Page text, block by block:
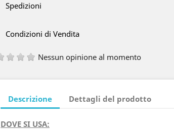
Spedizioni
Condizioni di Vendita
Nessun opinione al momento
Descrizione Dettagli del prodotto
DOVE SI USA: